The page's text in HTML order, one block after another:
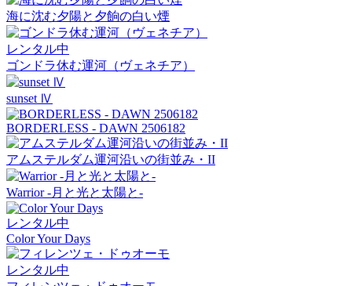
海に沈む夕陽と夕餉の白い煙
レンタル中
ゴンドラ休む運河（ヴェネチア）
sunset Ⅳ
BORDERLESS - DAWN 2506182
アムステルダム運河沿いの街並み・II
Warrior -月と光と太陽と-
レンタル中
Color Your Days
レンタル中